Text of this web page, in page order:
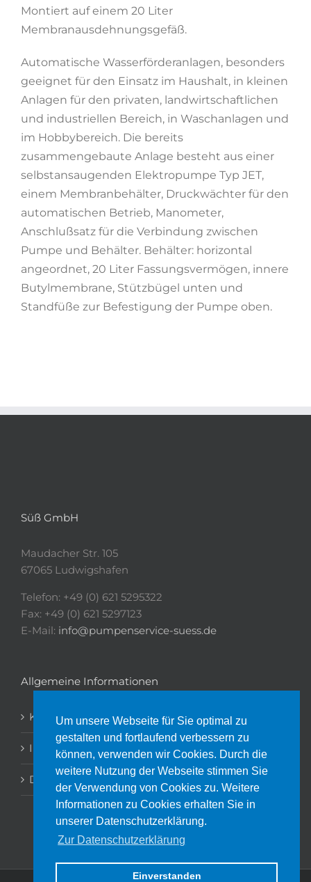
Um unsere Webseite für Sie optimal zu
gestalten und fortlaufend verbessern zu
können, verwenden wir Cookies. Durch die
weitere Nutzung der Webseite stimmen Sie
der Verwendung von Cookies zu. Weitere
Informationen zu Cookies erhalten Sie in
unserer Datenschutzerklärung.
Zur Datenschutzerklärung
Einverstanden
Montiert auf einem 20 Liter
Membranausdehnungsgefäß.
Automatische Wasserförderanlagen, besonders
geeignet für den Einsatz im Haushalt, in kleinen
Anlagen für den privaten, landwirtschaftlichen
und industriellen Bereich, in Waschanlagen und
im Hobbybereich. Die bereits
zusammengebaute Anlage besteht aus einer
selbstansaugenden Elektropumpe Typ JET,
einem Membranbehälter, Druckwächter für den
automatischen Betrieb, Manometer,
Anschlußsatz für die Verbindung zwischen
Pumpe und Behälter. Behälter: horizontal
angeordnet, 20 Liter Fassungsvermögen, innere
Butylmembrane, Stützbügel unten und
Standfüße zur Befestigung der Pumpe oben.
Süß GmbH
Maudacher Str. 105
67065 Ludwigshafen
Telefon: +49 (0) 621 5295322
Fax: +49 (0) 621 5297123
E-Mail: info@pumpenservice-suess.de
Allgemeine Informationen
Kontakt
Impressum
Datenschutz